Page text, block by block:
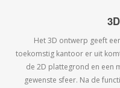
Het 3D ontwerp geeft
toekomstig kantoor er uit
de 2D plattegrond en een
gewenste sfeer. Na de